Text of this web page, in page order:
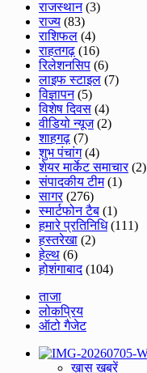
राजस्थान(3)
राज्य (83)
राशिफल (4)
राहतगढ़ (16)
रिलेशनसिप (6)
लाइफ स्टाइल (7)
विज्ञापन(5)
विशेष दिवस (4)
वीडियो न्यूज(2)
शाहगढ़ (7)
शुभ पंचांग(4)
शेयर मार्केट समाचार(2)
संपादकीय टीम(1)
सागर(276)
स्मार्टफोन टैब (1)
हमारे प्रतिनिधि(111)
हस्तरेखा (2)
हेल्थ (6)
होशंगाबाद(104)
ताजा
लोकप्रिय
ऑटो गैजेट
ख़ास खबरें